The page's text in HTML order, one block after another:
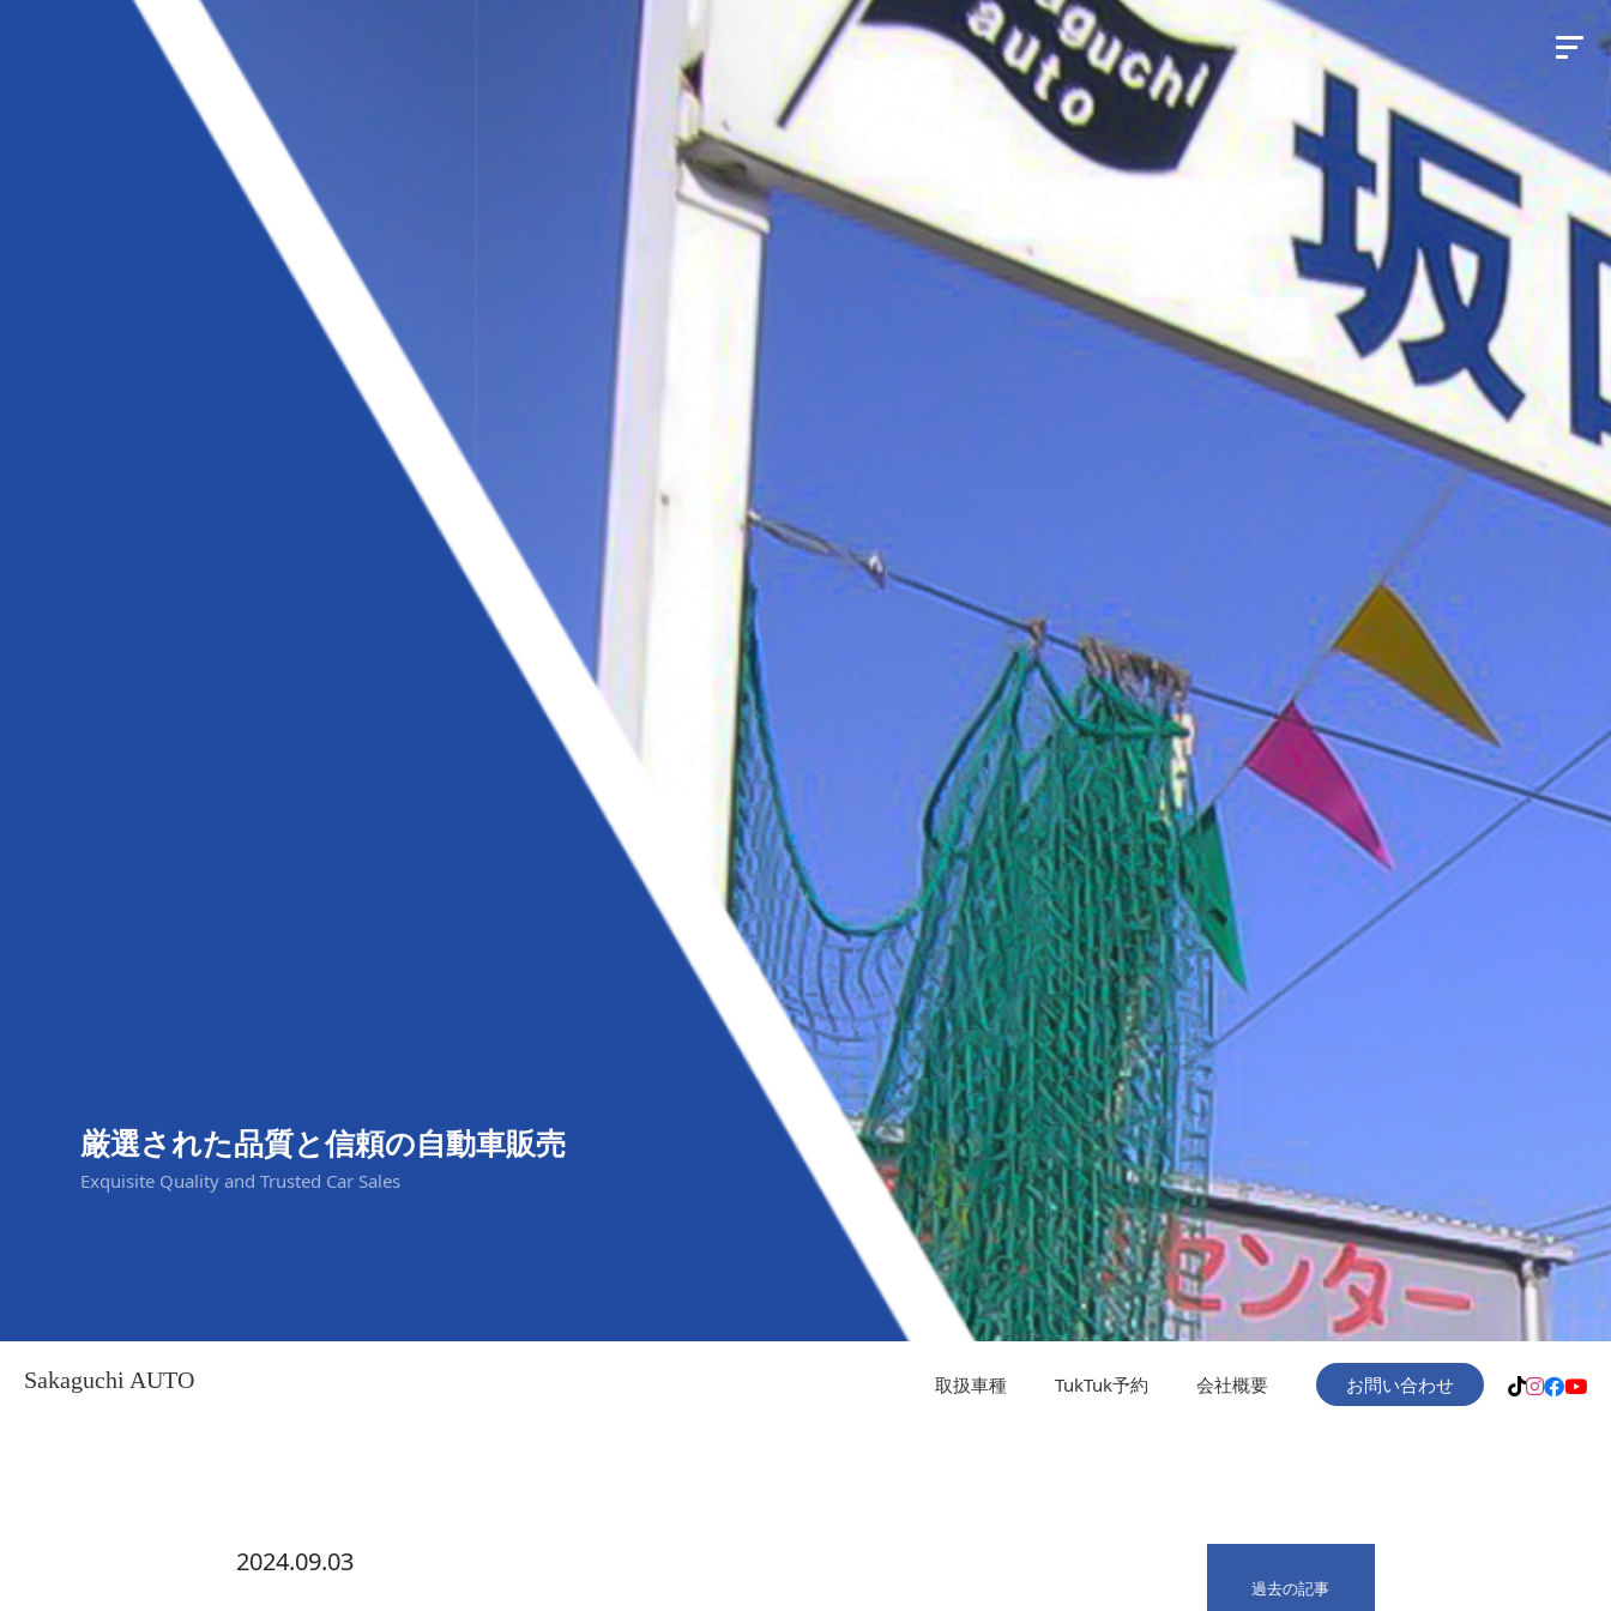
厳選された品質と信頼の自動車販売
Exquisite Quality and Trusted Car Sales
Sakaguchi AUTO 取扱車種 TukTuk予約 会社概要 お問い合わせ
2024.09.03
過去の記事